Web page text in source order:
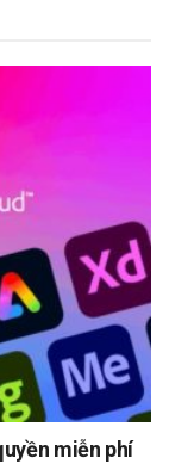
miễn phí